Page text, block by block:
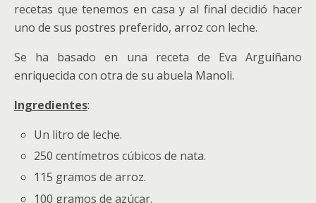
recetas que tenemos en casa y al final decidió hacer
uno de sus postres preferido, arroz con leche.
Se ha basado en una receta de Eva Arguiñano
enriquecida con otra de su abuela Manoli.
Ingredientes:
Un litro de leche.
250 centímetros cúbicos de nata.
115 gramos de arroz.
100 gramos de azúcar.